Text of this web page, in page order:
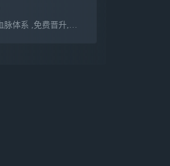
[特色玩法]独创血脉体系 ,免费晋升,附带超强血技.首创神通体系,各种强大打怪增益独创装备修为体系,高极品几率觉醒, 狠强，[极品介绍]首饰最高极品+7。武器最高极品+ 10。极品爆率做了详细测试调整。既不难产也不泛滥.[装备介绍]所有装备单件触发,擼BOSS爆装备有+ -足的提升快感,装备全爆,装备回收处有详细的装备出处介绍[职业介绍]本服职业平衡做的很出色 ,战士前期能打BOSS ,道士后期PK也不鸡肋,法师一贯强,喜欢玩哪个职业,直接入手[宝宝介绍]法师8种宝宝 ,道士10种宝宝,强化了宝宝的辅助打怪